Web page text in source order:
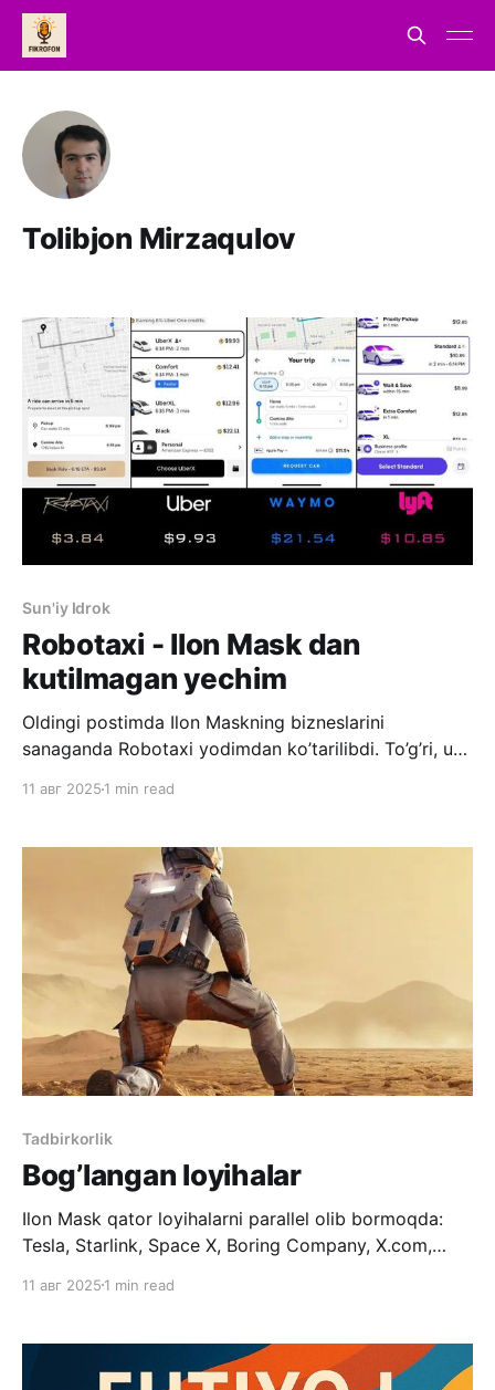
Tolibjon Mirzaqulov
Sun'iy Idrok
Robotaxi - Ilon Mask dan
kutilmagan yechim
Oldingi postimda Ilon Maskning bizneslarini
sanaganda Robotaxi yodimdan ko’tarilibdi. To’g’ri, u
ilovadan taksi chaqirasiz, va mashina o’zi yurib
keladi. Bunday loyihalarda hozirda eng
11 авг 2025 1 min read
Tadbirkorlik
Bog’langan loyihalar
Ilon Mask qator loyihalarni parallel olib bormoqda:
Tesla, Starlink, Space X, Boring Company, X.com,
katta orzusi bor: Mars sayyorasida inson
(X dan tashqari) shu maqsadga qaratilgan. SpaceX
kosmosga chiqish uchun, Starlink - kosmik va
11 авг 2025 1 min read